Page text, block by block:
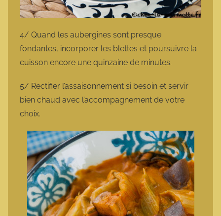
4/ Quand les aubergines sont presque
fondantes, incorporer les blettes et poursuivre la
cuisson encore une quinzaine de minutes.
5/ Rectifier l’assaisonnement si besoin et servir
bien chaud avec l’accompagnement de votre
choix.